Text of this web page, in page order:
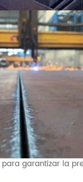
para garantizar la